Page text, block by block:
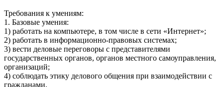
Требования к умениям:
1. Базовые умения:
1) работать на компьютере, в том числе в сети «Интернет»;
2) работать в информационно-правовых системах;
3) вести деловые переговоры с представителями
государственных органов, органов местного самоуправления,
организаций;
4) соблюдать этику делового общения при взаимодействии с
гражданами.